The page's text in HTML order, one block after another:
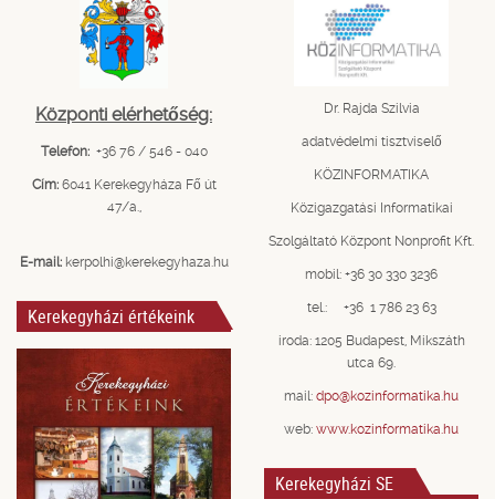
Központi elérhetőség:
Telefon: +36 76 / 546 - 040
Cím: 6041 Kerekegyháza Fő út
47/a.,
E-mail: kerpolhi@kerekegyhaza.hu
Kerekegyházi értékeink
Dr. Rajda Szilvia
adatvédelmi tisztviselő
KÖZINFORMATIKA
Közigazgatási Informatikai
Szolgáltató Központ Nonprofit Kft.
mobil: +36 30 330 3236
tel.: +36 1 786 23 63
iroda: 1205 Budapest, Mikszáth
utca 69.
mail: dpo@kozinformatika.hu
web: www.kozinformatika.hu
Kerekegyházi SE